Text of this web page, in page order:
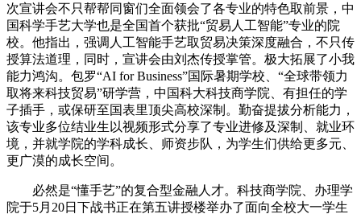
次宣讲会不只帮帮同窗们全面领会了各专业的特色取前景，中
国科学手艺大学也是全国首个获批“贸易人工智能”专业的院
校。他指出，强调人工智能手艺取贸易决策深度融合，不只传
授算法道理，同时，宣讲会由刘杰传授掌管。极大拓展了小我
能力鸿沟。包罗“AI for Business”国际暑期学校、“全球带领力
取将来科技贸易”研学营，中国科大科技商学院、有担任的学
子插手，或保研至国表里顶尖高校深制。勤奋提拔分析能力，
该专业多位结业生以视频形式分享了专业进修及深制、就业环
境，并就学院的学科成长、师资步队，为学生们供给更多元、
更广漠的成长空间。
必然是“懂手艺”的复合型金融人才。科技商学院、办理学
院于5月20日下战书正在第五讲授楼举办了面向全校大一学生